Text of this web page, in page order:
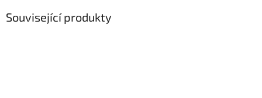
Související produkty